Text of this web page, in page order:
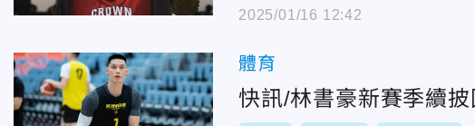
2025/01/16 12:42
體育
快訊/林書豪新賽季續